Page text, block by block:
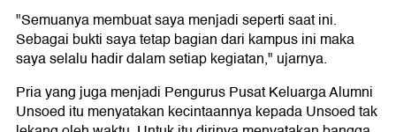
"Semuanya membuat saya menjadi seperti saat ini.
Sebagai bukti saya tetap bagian dari kampus ini maka
saya selalu hadir dalam setiap kegiatan," ujarnya.
Pria yang juga menjadi Pengurus Pusat Keluarga Alumni
Unsoed itu menyatakan kecintaannya kepada Unsoed tak